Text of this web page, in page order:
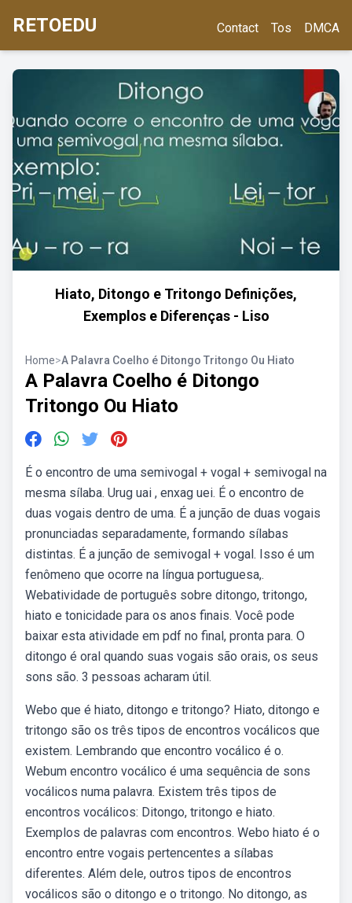
RETOEDU Contact Tos DMCA
Hiato, Ditongo e Tritongo Definições,
Exemplos e Diferenças - Liso
Home>A Palavra Coelho é Ditongo Tritongo Ou Hiato
A Palavra Coelho é Ditongo
Tritongo Ou Hiato
É o encontro de uma semivogal + vogal + semivogal na
mesma sílaba. Urug uai , enxag uei. É o encontro de
duas vogais dentro de uma. É a junção de duas vogais
pronunciadas separadamente, formando sílabas
distintas. É a junção de semivogal + vogal. Isso é um
fenômeno que ocorre na língua portuguesa,.
Webatividade de português sobre ditongo, tritongo,
hiato e tonicidade para os anos finais. Você pode
baixar esta atividade em pdf no final, pronta para. O
ditongo é oral quando suas vogais são orais, os seus
sons são. 3 pessoas acharam útil.
Webo que é hiato, ditongo e tritongo? Hiato, ditongo e
tritongo são os três tipos de encontros vocálicos que
existem. Lembrando que encontro vocálico é o.
Webum encontro vocálico é uma sequência de sons
vocálicos numa palavra. Existem três tipos de
encontros vocálicos: Ditongo, tritongo e hiato.
Exemplos de palavras com encontros. Webo hiato é o
encontro entre vogais pertencentes a sílabas
diferentes. Além dele, outros tipos de encontros
vocálicos são o ditongo e o tritongo. No ditongo, as